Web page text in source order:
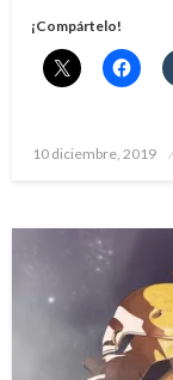
¡Compártelo!
Publicado
10 diciembre, 2019